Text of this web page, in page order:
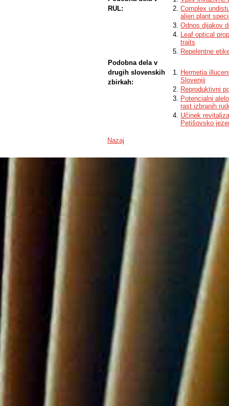
RUL:
Complex
alien plant
Odnos dijakov
Leaf optical
traits
Repelentne
Podobna dela v
drugih slovenskih
zbirkah:
Hermetia
Sloveniji
Reproduktivni
Potencialni
rast izbranih
Učinek
Petišovsko
Nazaj